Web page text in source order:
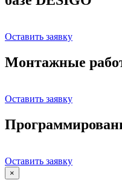
Оставить заявку
Монтажные
Оставить заявку
Оставить заявку
×